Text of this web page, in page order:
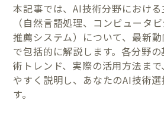
本記事では、AI技術分野におけ
（自然言語処理、コンピュータ
推薦システム）について、最新
で包括的に解説します。各分野
術トレンド、実際の活用方法ま
やすく説明し、あなたのAI技術
す。